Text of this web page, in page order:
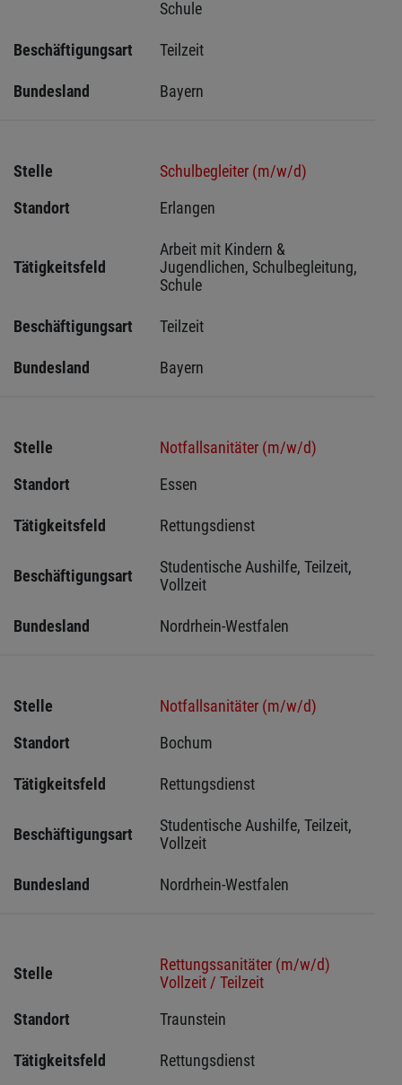
Schule
Beschäftigungsart Teilzeit
Bundesland Bayern
Stelle
Schulbegleiter (m/w/d)
Standort
Erlangen
Tätigkeitsfeld
Arbeit mit Kindern &
Jugendlichen, Schulbegleitung,
Schule
Beschäftigungsart Teilzeit
Bundesland Bayern
Stelle
Notfallsanitäter (m/w/d)
Standort
Essen
Tätigkeitsfeld Rettungsdienst
Beschäftigungsart
Studentische Aushilfe, Teilzeit,
Vollzeit
Bundesland Nordrhein-Westfalen
Stelle
Notfallsanitäter (m/w/d)
Standort
Bochum
Tätigkeitsfeld Rettungsdienst
Beschäftigungsart
Studentische Aushilfe, Teilzeit,
Vollzeit
Bundesland Nordrhein-Westfalen
Stelle
Rettungssanitäter (m/w/d)
Vollzeit / Teilzeit
Standort
Traunstein
Tätigkeitsfeld Rettungsdienst